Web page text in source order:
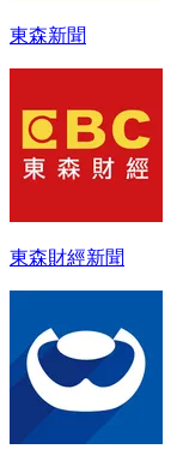
東森新聞
東森財經新聞